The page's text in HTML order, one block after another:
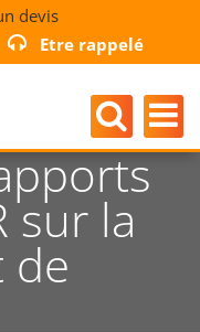
devis
Etre rappelé
sur la
de